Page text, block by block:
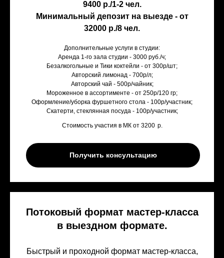
9400 р./1-2 чел.
Минимальный депозит на выезде - от
32000 р./8 чел.
Дополнительные услуги в студии:
Аренда 1-го зала студии - 3000 руб./ч;
Безалкогольные и Тики коктейли - от 300р/шт;
Авторский лимонад - 700р/л;
Авторский чай - 500р/чайник;
Мороженное в ассортименте - от 250р/120 гр;
Оформление/уборка фуршетного стола - 100р/участник;
Скатерти, стеклянная посуда - 100р/участник;
Стоимость участия в МК от 3200 р.
Получить консультацию
Потоковый формат мастер-класса
в выездном формате.
Быстрый и проходной формат мастер-класса,